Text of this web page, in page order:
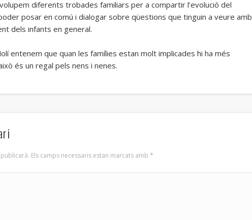
diferents trobades familiars per a compartir l’evolució del
posar en comú i dialogar sobre qüestions que tinguin a veure amb
dels infants en general.
entenem que quan les famílies estan molt implicades hi ha més
és un regal pels nens i nenes.
Els camps necessaris estan marcats amb*